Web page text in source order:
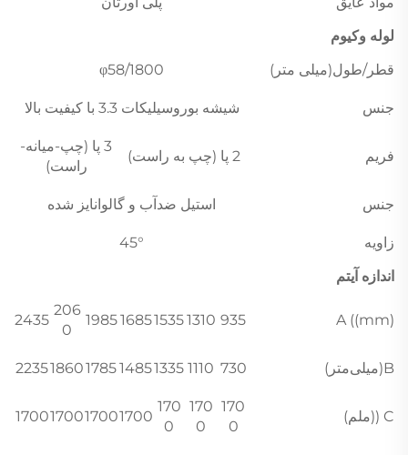
لوله وکیوم
قطر/طول(میلی متر)
φ58/1800
جنس شیشه بوروسیلیکات 3.3 با کیفیت بالا
فریم 2 پا (چپ به راست)
3 پا (چپ-میانه-
راست)
جنس استیل ضدآب و گالوانایز شده
زاویه
45°
اندازه آیتم
A ((mm)
935
1310
1535
1685
1985
206
0
2435
B(میلی‌متر) 730
1110
1335
1485
1785
1860
2235
C ((ملم)
170
0
170
0
170
0
1700
1700
1700
1700